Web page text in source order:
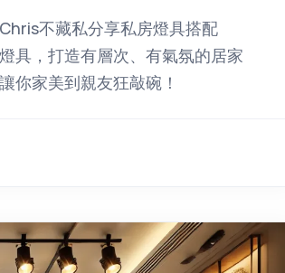
不藏私分享私房燈具搭配
具，打造有層次、有氣氛的居家
你家美到親友狂敲碗！